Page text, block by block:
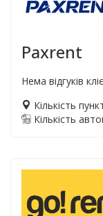
Paxrent
Нема відгуків
Кількість
Кількість